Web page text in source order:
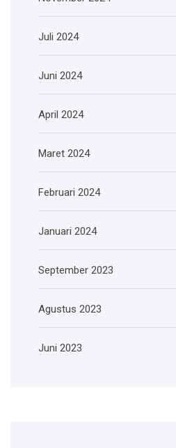
Juli 2024
Juni 2024
April 2024
Maret 2024
Februari 2024
Januari 2024
September 2023
Agustus 2023
Juni 2023